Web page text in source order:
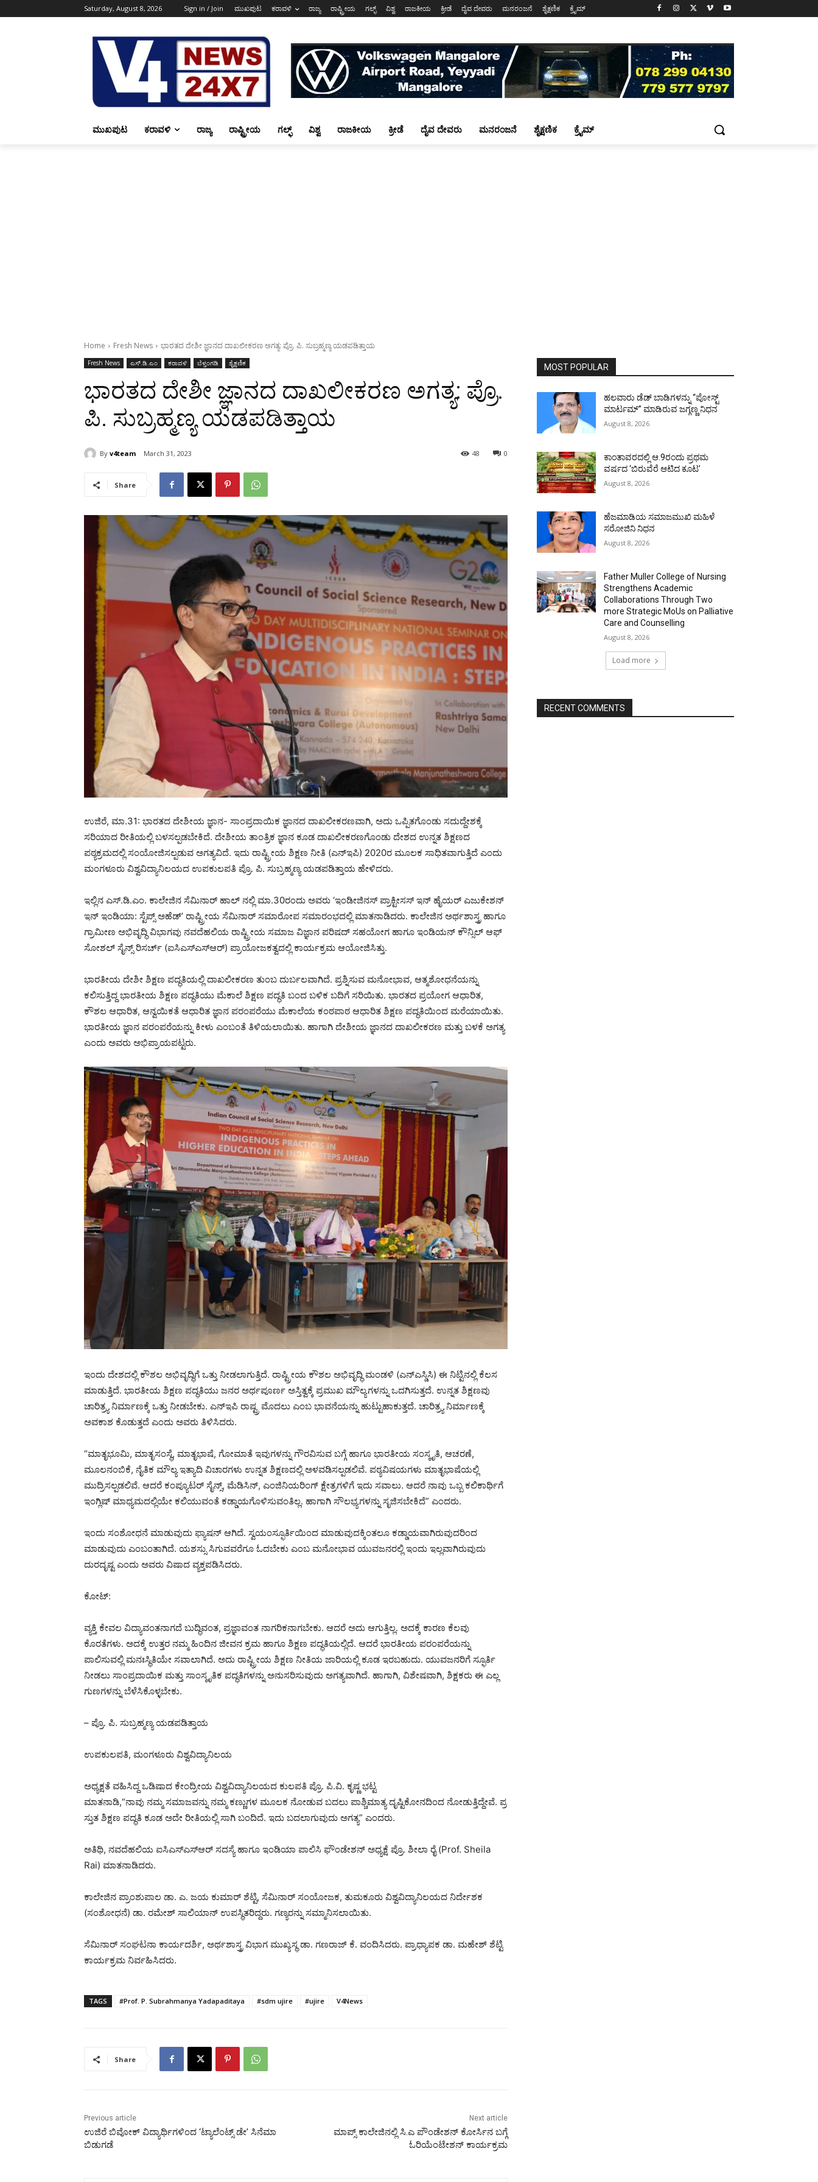
Saturday, August 8, 2026 Sign in / Join ಮುಖಪುಟ ಕರಾವಳಿ ರಾಜ್ಯ ರಾಷ್ಟ್ರೀಯ ಗಲ್ಫ್ ವಿಶ್ವ ರಾಜಕೀಯ ಕ್ರೀಡೆ ದೈವ ದೇವರು ಮನರಂಜನೆ ಶೈಕ್ಷಣಿಕ ಕ್ರೈಮ್
ಮುಖಪುಟ ಕರಾವಳಿ ರಾಜ್ಯ ರಾಷ್ಟ್ರೀಯ ಗಲ್ಫ್ ವಿಶ್ವ ರಾಜಕೀಯ ಕ್ರೀಡೆ ದೈವ ದೇವರು ಮನರಂಜನೆ ಶೈಕ್ಷಣಿಕ ಕ್ರೈಮ್
Home Fresh News ಭಾರತದ ದೇಶೀ ಜ್ಞಾನದ ದಾಖಲೀಕರಣ ಅಗತ್ಯ: ಪ್ರೊ. ಪಿ. ಸುಬ್ರಹ್ಮಣ್ಯ ಯಡಪಡಿತ್ತಾಯ
Fresh News ಎಸ್‌.ಡಿ.ಎಂ ಕರಾವಳಿ ಬೆಳ್ತಂಗಡಿ ಶೈಕ್ಷಣಿಕ
ಭಾರತದ ದೇಶೀ ಜ್ಞಾನದ ದಾಖಲೀಕರಣ ಅಗತ್ಯ: ಪ್ರೊ.
ಪಿ. ಸುಬ್ರಹ್ಮಣ್ಯ ಯಡಪಡಿತ್ತಾಯ
By v4team March 31, 2023 0
48
Share
ಉಜಿರೆ, ಮಾ.31: ಭಾರತದ ದೇಶೀಯ ಜ್ಞಾನ- ಸಾಂಪ್ರದಾಯಿಕ ಜ್ಞಾನದ ದಾಖಲೀಕರಣವಾಗಿ, ಅದು ಒಪ್ಪಿತಗೊಂಡು ಸದುದ್ದೇಶಕ್ಕೆ
ಸರಿಯಾದ ರೀತಿಯಲ್ಲಿ ಬಳಸಲ್ಪಡಬೇಕಿದೆ. ದೇಶೀಯ ತಾಂತ್ರಿಕ ಜ್ಞಾನ ಕೂಡ ದಾಖಲೀಕರಣಗೊಂಡು ದೇಶದ ಉನ್ನತ ಶಿಕ್ಷಣದ
ಪಠ್ಯಕ್ರಮದಲ್ಲಿ ಸಂಯೋಜಿಸಲ್ಪಡುವ ಅಗತ್ಯವಿದೆ. ಇದು ರಾಷ್ಟ್ರೀಯ ಶಿಕ್ಷಣ ನೀತಿ (ಎನ್ಇಪಿ) 2020ರ ಮೂಲಕ ಸಾಧಿತವಾಗುತ್ತಿದೆ ಎಂದು
ಮಂಗಳೂರು ವಿಶ್ವವಿದ್ಯಾನಿಲಯದ ಉಪಕುಲಪತಿ ಪ್ರೊ. ಪಿ. ಸುಬ್ರಹ್ಮಣ್ಯ ಯಡಪಡಿತ್ತಾಯ ಹೇಳಿದರು.
ಇಲ್ಲಿನ ಎಸ್.ಡಿ.ಎಂ. ಕಾಲೇಜಿನ ಸೆಮಿನಾರ್ ಹಾಲ್ ನಲ್ಲಿ ಮಾ.30ರಂದು ಅವರು ‘ಇಂಡೀಜಿನಸ್ ಪ್ರಾಕ್ಟೀಸಸ್ ಇನ್ ಹೈಯರ್ ಎಜುಕೇಶನ್
ಇನ್ ಇಂಡಿಯಾ: ಸ್ಟೆಪ್ಸ್ ಅಹೆಡ್’ ರಾಷ್ಟ್ರೀಯ ಸೆಮಿನಾರ್ ಸಮಾರೋಪ ಸಮಾರಂಭದಲ್ಲಿ ಮಾತನಾಡಿದರು. ಕಾಲೇಜಿನ ಅರ್ಥಶಾಸ್ತ್ರ ಹಾಗೂ
ಗ್ರಾಮೀಣ ಅಭಿವೃದ್ಧಿ ವಿಭಾಗವು ನವದೆಹಲಿಯ ರಾಷ್ಟ್ರೀಯ ಸಮಾಜ ವಿಜ್ಞಾನ ಪರಿಷದ್ ಸಹಯೋಗ ಹಾಗೂ ಇಂಡಿಯನ್ ಕೌನ್ಸಿಲ್ ಆಫ್
ಸೋಶಲ್ ಸೈನ್ಸ್ ರಿಸರ್ಚ್ (ಐಸಿಎಸ್ಎಸ್ಆರ್) ಪ್ರಾಯೋಜಕತ್ವದಲ್ಲಿ ಕಾರ್ಯಕ್ರಮ ಆಯೋಜಿಸಿತ್ತು.
ಭಾರತೀಯ ದೇಶೀ ಶಿಕ್ಷಣ ಪದ್ಧತಿಯಲ್ಲಿ ದಾಖಲೀಕರಣ ತುಂಬ ದುರ್ಬಲವಾಗಿದೆ. ಪ್ರಶ್ನಿಸುವ ಮನೋಭಾವ, ಆತ್ಮಶೋಧನೆಯನ್ನು
ಕಲಿಸುತ್ತಿದ್ದ ಭಾರತೀಯ ಶಿಕ್ಷಣ ಪದ್ಧತಿಯು ಮೆಕಾಲೆ ಶಿಕ್ಷಣ ಪದ್ಧತಿ ಬಂದ ಬಳಿಕ ಬದಿಗೆ ಸರಿಯಿತು. ಭಾರತದ ಪ್ರಯೋಗ ಆಧಾರಿತ,
ಕೌಶಲ ಆಧಾರಿತ, ಆನ್ವಯಿಕತೆ ಆಧಾರಿತ ಜ್ಞಾನ ಪರಂಪರೆಯು ಮೆಕಾಲೆಯ ಕಂಠಪಾಠ ಆಧಾರಿತ ಶಿಕ್ಷಣ ಪದ್ಧತಿಯಿಂದ ಮರೆಯಾಯಿತು.
ಭಾರತೀಯ ಜ್ಞಾನ ಪರಂಪರೆಯನ್ನು ಕೀಳು ಎಂಬಂತೆ ತಿಳಿಯಲಾಯಿತು. ಹಾಗಾಗಿ ದೇಶೀಯ ಜ್ಞಾನದ ದಾಖಲೀಕರಣ ಮತ್ತು ಬಳಕೆ ಅಗತ್ಯ
ಎಂದು ಅವರು ಅಭಿಪ್ರಾಯಪಟ್ಟರು.
ಇಂದು ದೇಶದಲ್ಲಿ ಕೌಶಲ ಅಭಿವೃದ್ಧಿಗೆ ಒತ್ತು ನೀಡಲಾಗುತ್ತಿದೆ. ರಾಷ್ಟ್ರೀಯ ಕೌಶಲ ಅಭಿವೃದ್ಧಿ ಮಂಡಳಿ (ಎನ್ಎಸ್ಡಿಸಿ) ಈ ನಿಟ್ಟಿನಲ್ಲಿ ಕೆಲಸ
ಮಾಡುತ್ತಿದೆ. ಭಾರತೀಯ ಶಿಕ್ಷಣ ಪದ್ಧತಿಯು ಜನರ ಅರ್ಥಪೂರ್ಣ ಅಸ್ತಿತ್ವಕ್ಕೆ ಪ್ರಮುಖ ಮೌಲ್ಯಗಳನ್ನು ಒದಗಿಸುತ್ತದೆ. ಉನ್ನತ ಶಿಕ್ಷಣವು
ಚಾರಿತ್ರ್ಯ ನಿರ್ಮಾಣಕ್ಕೆ ಒತ್ತು ನೀಡಬೇಕು. ಎನ್ಇಪಿ ರಾಷ್ಟ್ರ ಮೊದಲು ಎಂಬ ಭಾವನೆಯನ್ನು ಹುಟ್ಟುಹಾಕುತ್ತದೆ. ಚಾರಿತ್ರ್ಯ ನಿರ್ಮಾಣಕ್ಕೆ
ಅವಕಾಶ ಕೊಡುತ್ತದೆ ಎಂದು ಅವರು ತಿಳಿಸಿದರು.
“ಮಾತೃಭೂಮಿ, ಮಾತೃಸಂಸ್ಥೆ, ಮಾತೃಭಾಷೆ, ಗೋಮಾತೆ ಇವುಗಳನ್ನು ಗೌರವಿಸುವ ಬಗ್ಗೆ ಹಾಗೂ ಭಾರತೀಯ ಸಂಸ್ಕೃತಿ, ಆಚರಣೆ,
ಮೂಲನಂಬಿಕೆ, ನೈತಿಕ ಮೌಲ್ಯ ಇತ್ಯಾದಿ ವಿಚಾರಗಳು ಉನ್ನತ ಶಿಕ್ಷಣದಲ್ಲಿ ಅಳವಡಿಸಲ್ಪಡಲಿವೆ. ಪಠ್ಯವಿಷಯಗಳು ಮಾತೃಭಾಷೆಯಲ್ಲಿ
ಮುದ್ರಿಸಲ್ಪಡಲಿವೆ. ಆದರೆ ಕಂಪ್ಯೂಟರ್ ಸೈನ್ಸ್, ಮೆಡಿಸಿನ್, ಎಂಜಿನಿಯರಿಂಗ್ ಕ್ಷೇತ್ರಗಳಿಗೆ ಇದು ಸವಾಲು. ಆದರೆ ನಾವು ಒಬ್ಬ ಕಲಿಕಾರ್ಥಿಗೆ
ಇಂಗ್ಲಿಷ್ ಮಾಧ್ಯಮದಲ್ಲಿಯೇ ಕಲಿಯುವಂತೆ ಕಡ್ಡಾಯಗೊಳಿಸುವಂತಿಲ್ಲ. ಹಾಗಾಗಿ ಸೌಲಭ್ಯಗಳನ್ನು ಸೃಜಿಸಬೇಕಿದೆ” ಎಂದರು.
ಇಂದು ಸಂಶೋಧನೆ ಮಾಡುವುದು ಫ್ಯಾಷನ್ ಆಗಿದೆ. ಸ್ವಯಂಸ್ಫೂರ್ತಿಯಿಂದ ಮಾಡುವುದಕ್ಕಿಂತಲೂ ಕಡ್ಡಾಯವಾಗಿರುವುದರಿಂದ
ಮಾಡುವುದು ಎಂಬಂತಾಗಿದೆ. ಯಶಸ್ಸು ಸಿಗುವವರೆಗೂ ಓದಬೇಕು ಎಂಬ ಮನೋಭಾವ ಯುವಜನರಲ್ಲಿ ಇಂದು ಇಲ್ಲವಾಗಿರುವುದು
ದುರದೃಷ್ಟ ಎಂದು ಅವರು ವಿಷಾದ ವ್ಯಕ್ತಪಡಿಸಿದರು.
ಕೋಟ್:
ವ್ಯಕ್ತಿ ಕೇವಲ ವಿದ್ಯಾವಂತನಾಗದೆ ಬುದ್ಧಿವಂತ, ಪ್ರಜ್ಞಾವಂತ ನಾಗರಿಕನಾಗಬೇಕು. ಆದರೆ ಅದು ಆಗುತ್ತಿಲ್ಲ. ಅದಕ್ಕೆ ಕಾರಣ ಕೆಲವು
ಕೊರತೆಗಳು. ಅದಕ್ಕೆ ಉತ್ತರ ನಮ್ಮ ಹಿಂದಿನ ಜೀವನ ಕ್ರಮ ಹಾಗೂ ಶಿಕ್ಷಣ ಪದ್ಧತಿಯಲ್ಲಿದೆ. ಆದರೆ ಭಾರತೀಯ ಪರಂಪರೆಯನ್ನು
ಪಾಲಿಸುವಲ್ಲಿ ಮನಃಸ್ಥಿತಿಯೇ ಸವಾಲಾಗಿದೆ. ಅದು ರಾಷ್ಟ್ರೀಯ ಶಿಕ್ಷಣ ನೀತಿಯ ಜಾರಿಯಲ್ಲಿ ಕೂಡ ಇರಬಹುದು. ಯುವಜನರಿಗೆ ಸ್ಫೂರ್ತಿ
ನೀಡಲು ಸಾಂಪ್ರದಾಯಿಕ ಮತ್ತು ಸಾಂಸ್ಕೃತಿಕ ಪದ್ಧತಿಗಳನ್ನು ಅನುಸರಿಸುವುದು ಅಗತ್ಯವಾಗಿದೆ. ಹಾಗಾಗಿ, ವಿಶೇಷವಾಗಿ, ಶಿಕ್ಷಕರು ಈ ಎಲ್ಲ
ಗುಣಗಳನ್ನು ಬೆಳೆಸಿಕೊಳ್ಳಬೇಕು.
– ಪ್ರೊ. ಪಿ. ಸುಬ್ರಹ್ಮಣ್ಯ ಯಡಪಡಿತ್ತಾಯ
ಉಪಕುಲಪತಿ, ಮಂಗಳೂರು ವಿಶ್ವವಿದ್ಯಾನಿಲಯ
ಅಧ್ಯಕ್ಷತೆ ವಹಿಸಿದ್ದ ಒಡಿಷಾದ ಕೇಂದ್ರೀಯ ವಿಶ್ವವಿದ್ಯಾನಿಲಯದ ಕುಲಪತಿ ಪ್ರೊ. ಪಿ.ವಿ. ಕೃಷ್ಣ ಭಟ್ಟ
ಮಾತನಾಡಿ,“ನಾವು ನಮ್ಮ ಸಮಾಜವನ್ನು ನಮ್ಮ‌ ಕಣ್ಣುಗಳ ಮೂಲಕ ನೋಡುವ ಬದಲು ಪಾಶ್ಚಿಮಾತ್ಯ ದೃಷ್ಟಿಕೋನದಿಂದ ನೋಡುತ್ತಿದ್ದೇವೆ.‌ ಪ್ರ
ಸ್ತುತ ಶಿಕ್ಷಣ ಪದ್ಧತಿ ಕೂಡ ಅದೇ ರೀತಿಯಲ್ಲಿ ಸಾಗಿ ಬಂದಿದೆ. ಇದು ಬದಲಾಗುವುದು ಅಗತ್ಯ” ಎಂದರು.
ಅತಿಥಿ, ನವದೆಹಲಿಯ ಐಸಿಎಸ್ಎಸ್ಆರ್ ಸದಸ್ಯೆ ಹಾಗೂ ಇಂಡಿಯಾ ಪಾಲಿಸಿ ಫೌಂಡೇಶನ್ ಅಧ್ಯಕ್ಷೆ ಪ್ರೊ. ಶೀಲಾ ರೈ (Prof. Sheila
Rai) ಮಾತನಾಡಿದರು.
ಕಾಲೇಜಿನ ಪ್ರಾಂಶುಪಾಲ ಡಾ. ಎ. ಜಯ ಕುಮಾರ್ ಶೆಟ್ಟಿ, ಸೆಮಿನಾರ್ ಸಂಯೋಜಕ, ತುಮಕೂರು ವಿಶ್ವವಿದ್ಯಾನಿಲಯದ ನಿರ್ದೇಶಕ
(ಸಂಶೋಧನೆ) ಡಾ. ರಮೇಶ್ ಸಾಲಿಯಾನ್ ಉಪಸ್ಥಿತರಿದ್ದರು. ಗಣ್ಯರನ್ನು ಸಮ್ಮಾನಿಸಲಾಯಿತು.
ಸೆಮಿನಾರ್ ಸಂಘಟನಾ ಕಾರ್ಯದರ್ಶಿ, ಅರ್ಥಶಾಸ್ತ್ರ ವಿಭಾಗ ಮುಖ್ಯಸ್ಥ ಡಾ. ಗಣರಾಜ್ ಕೆ. ವಂದಿಸಿದರು. ಪ್ರಾಧ್ಯಾಪಕ ಡಾ. ಮಹೇಶ್ ಶೆಟ್ಟಿ
ಕಾರ್ಯಕ್ರಮ ನಿರ್ವಹಿಸಿದರು.
TAGS #Prof. P. Subrahmanya Yadapaditaya #sdm ujire #ujire V4News
Share
Previous article
ಉಜಿರೆ ಬಿವೋಕ್‌ ವಿದ್ಯಾರ್ಥಿಗಳಿಂದ ‘ಟ್ಯಾಲೆಂಟ್ಸ್ ಡೇ’ ಸಿನೆಮಾ
ಬಿಡುಗಡೆ
Next article
ಮಾಪ್ಸ್ ಕಾಲೇಜಿನಲ್ಲಿ ಸಿ.ಎ ಪೌಂಡೇಶನ್ ಕೋರ್ಸಿನ ಬಗ್ಗೆ
ಓರಿಯೆಂಟೇಶನ್ ಕಾರ್ಯಕ್ರಮ
MOST POPULAR
ಹಲವಾರು ಡೆಡ್ ಬಾಡಿಗಳನ್ನು “ಪೋಸ್ಟ್
ಮಾರ್ಟಮ್” ಮಾಡಿರುವ ಜಗ್ಗಣ್ಣ ನಿಧನ
August 8, 2026
ಕಾಂತಾವರದಲ್ಲಿ ಆ.9ರಂದು ಪ್ರಥಮ
ವರ್ಷದ ‘ಬಿರುವೆರೆ ಆಟಿದ ಕೂಟ’
August 8, 2026
ಹೆಜಮಾಡಿಯ ಸಮಾಜಮುಖಿ ಮಹಿಳೆ
ಸರೋಜಿನಿ ನಿಧನ
August 8, 2026
Father Muller College of Nursing
Strengthens Academic
Collaborations Through Two
more Strategic MoUs on Palliative
Care and Counselling
August 8, 2026
Load more
RECENT COMMENTS